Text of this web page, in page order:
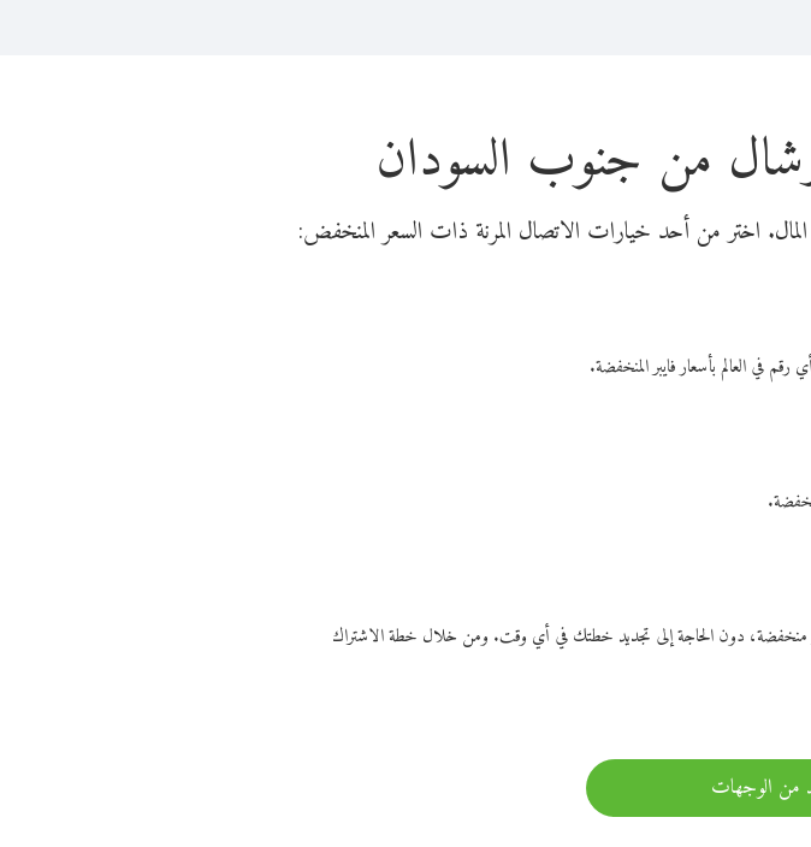
من جنوب السودان
منخفضة، دون الحاجة إلى تجديد خطتك في أي وقت. ومن خلال خطة الاشتراك
من الوجهات